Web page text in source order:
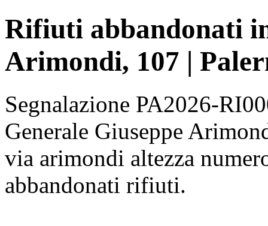
Rifiuti abbandonati
Arimondi, 107 |
Segnalazione PA2026-
Generale Giuseppe
via arimondi altezza
abbandonati rifiuti.